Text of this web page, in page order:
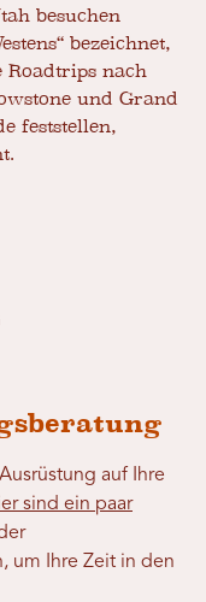
besuchen
bezeichnet,
nach
und Grand
feststellen,
auf Ihre
sind ein paar
um Ihre Zeit in den